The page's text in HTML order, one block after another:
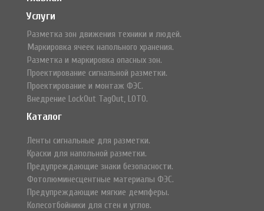
Услуги
Разметка зон движения техники и людей.
Маркировка ячеек напольного хранения.
Разметка и маркировка опасных зон.
Проектирование сигнальной разметки.
Проектирование и монтаж ФЭС.
Внедрение LockOut TagOut, LOTO.
Каталог
Ленты сигнальные для разметки.
Краски для напольной разметки.
Предупреждающие знаки безопасности.
Фотолюминесцентные материалы ФЭС.
Предупреждающие мягкие демпферы.
Колесотбойники для стен и углов.